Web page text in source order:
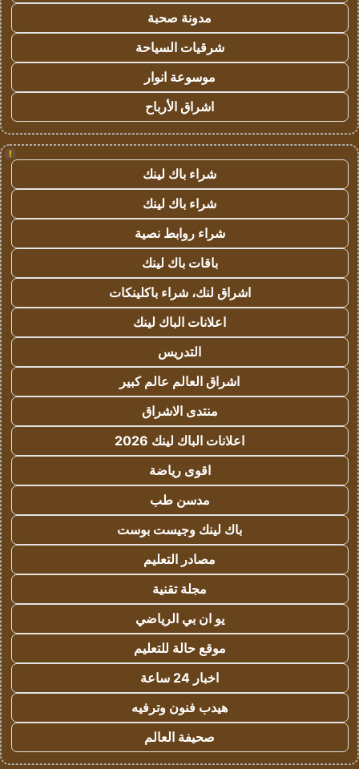
مدونة صحبة
شرقيات السياحة
موسوعة انوار
اشراق الأرباح
!
شراء باك لينك
شراء باك لينك
شراء روابط نصية
باقات باك لينك
اشراق لنك، شراء باكلينكات
اعلانات الباك لينك
التدريس
اشراق العالم عالم كبير
منتدى الاشراق
اعلانات الباك لينك 2026
اقوى رياضة
مدسن طب
باك لينك وجيست بوست
مصادر التعليم
مجلة تقنية
يو ان بي الرياضي
موقع حالة للتعليم
اخبار 24 ساعة
هيدب فنون وترفيه
صحيفة العالم